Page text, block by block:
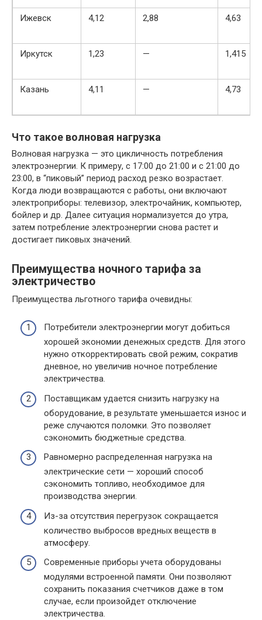
Ижевск 4,12 2,88 4,63
Иркутск 1,23 — 1,415
Казань 4,11 — 4,73
Что такое волновая нагрузка
Волновая нагрузка — это цикличность потребления
электроэнергии. К примеру, с 17:00 до 21:00 и с 21:00 до
23:00, в “пиковый” период расход резко возрастает.
Когда люди возвращаются с работы, они включают
электроприборы: телевизор, электрочайник, компьютер,
бойлер и др. Далее ситуация нормализуется до утра,
затем потребление электроэнергии снова растет и
достигает пиковых значений.
Преимущества ночного тарифа за
электричество
Преимущества льготного тарифа очевидны:
Потребители электроэнергии могут добиться
хорошей экономии денежных средств. Для этого
нужно откорректировать свой режим, сократив
дневное, но увеличив ночное потребление
электричества.
Поставщикам удается снизить нагрузку на
оборудование, в результате уменьшается износ и
реже случаются поломки. Это позволяет
сэкономить бюджетные средства.
Равномерно распределенная нагрузка на
электрические сети — хороший способ
сэкономить топливо, необходимое для
производства энергии.
Из-за отсутствия перегрузок сокращается
количество выбросов вредных веществ в
атмосферу.
Современные приборы учета оборудованы
модулями встроенной памяти. Они позволяют
сохранить показания счетчиков даже в том
случае, если произойдет отключение
электричества.